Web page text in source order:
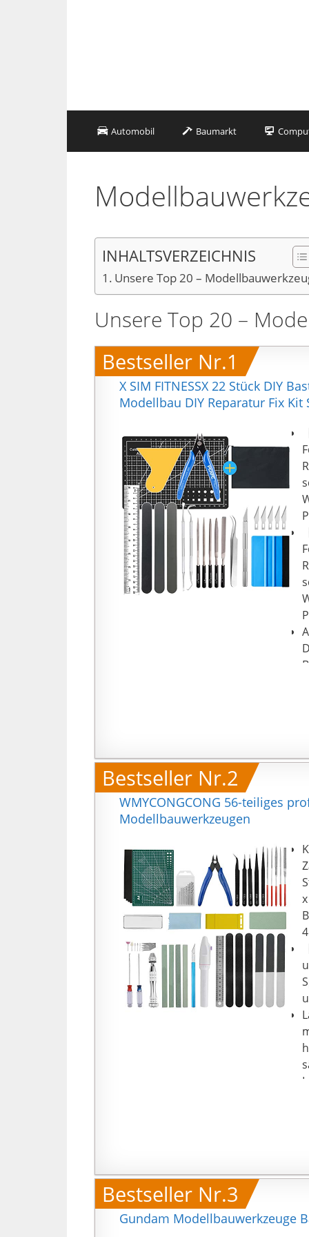
Automobil Baumarkt
INHALTSVERZEICHNIS
Unsere Top 20 –
Unsere Top 20 –
Bestseller Nr.1
X SIM FITNESSX 22 Stück DIY
Modellbau DIY Reparatur Fix
Bestseller Nr.2
WMYCONGCONG 56-teiliges
Modellbauwerkzeugen
Bestseller Nr.3
Gundam Modellbauwerkzeuge